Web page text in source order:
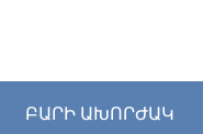
ԲԱՐԻ ԱԽՈՐԺԱԿ